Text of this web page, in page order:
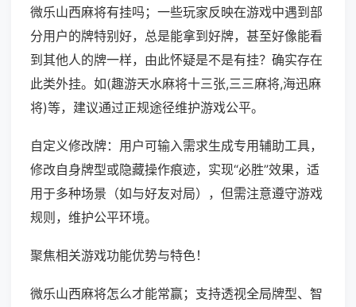
微乐山西麻将有挂吗；一些玩家反映在游戏中遇到部
分用户的牌特别好，总是能拿到好牌，甚至好像能看
到其他人的牌一样，由此怀疑是不是有挂？确实存在
此类外挂。如(趣游天水麻将十三张,三三麻将,海迅麻
将)等，建议通过正规途径维护游戏公平。
自定义修改牌：用户可输入需求生成专用辅助工具，
修改自身牌型或隐藏操作痕迹，实现“必胜”效果，适
用于多种场景（如与好友对局），但需注意遵守游戏
规则，维护公平环境。
聚焦相关游戏功能优势与特色！
微乐山西麻将怎么才能常赢；支持透视全局牌型、智